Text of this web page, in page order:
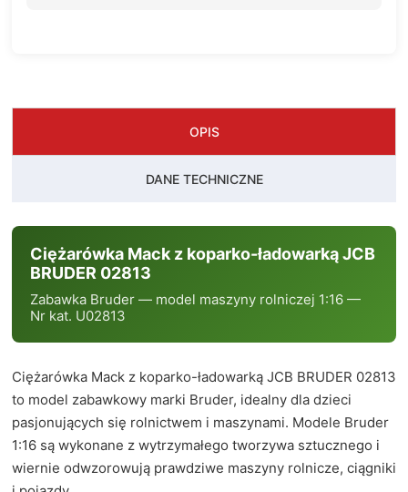
OPIS
DANE TECHNICZNE
Ciężarówka Mack z koparko-ładowarką JCB
BRUDER 02813
Zabawka Bruder — model maszyny rolniczej 1:16 —
Nr kat. U02813
Ciężarówka Mack z koparko-ładowarką JCB BRUDER 02813
to model zabawkowy marki Bruder, idealny dla dzieci
pasjonujących się rolnictwem i maszynami. Modele Bruder
1:16 są wykonane z wytrzymałego tworzywa sztucznego i
wiernie odwzorowują prawdziwe maszyny rolnicze, ciągniki